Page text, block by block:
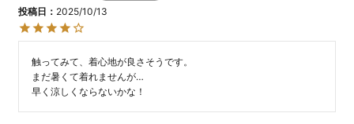
投稿日
2025/10/13
触ってみて、着心地が良さそうです。
まだ暑くて着れませんが…
早く涼しくならないかな！